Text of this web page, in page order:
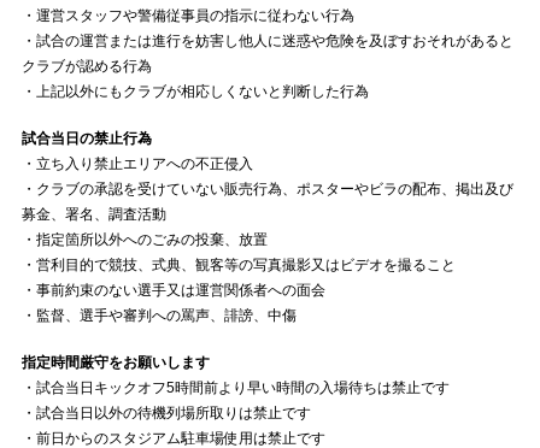
・運営スタッフや警備従事員の指示に従わない行為
・試合の運営または進行を妨害し他人に迷惑や危険を及ぼすおそれがあると
クラブが認める行為
・上記以外にもクラブが相応しくないと判断した行為
試合当日の禁止行為
・立ち入り禁止エリアへの不正侵入
・クラブの承認を受けていない販売行為、ポスターやビラの配布、掲出及び
募金、署名、調査活動
・指定箇所以外へのごみの投棄、放置
・営利目的で競技、式典、観客等の写真撮影又はビデオを撮ること
・事前約束のない選手又は運営関係者への面会
・監督、選手や審判への罵声、誹謗、中傷
指定時間厳守をお願いします
・試合当日キックオフ5時間前より早い時間の入場待ちは禁止です
・試合当日以外の待機列場所取りは禁止です
・前日からのスタジアム駐車場使用は禁止です